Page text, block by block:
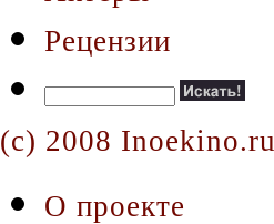
Рецензии
(c) 2008 Inoekino.ru
О проекте